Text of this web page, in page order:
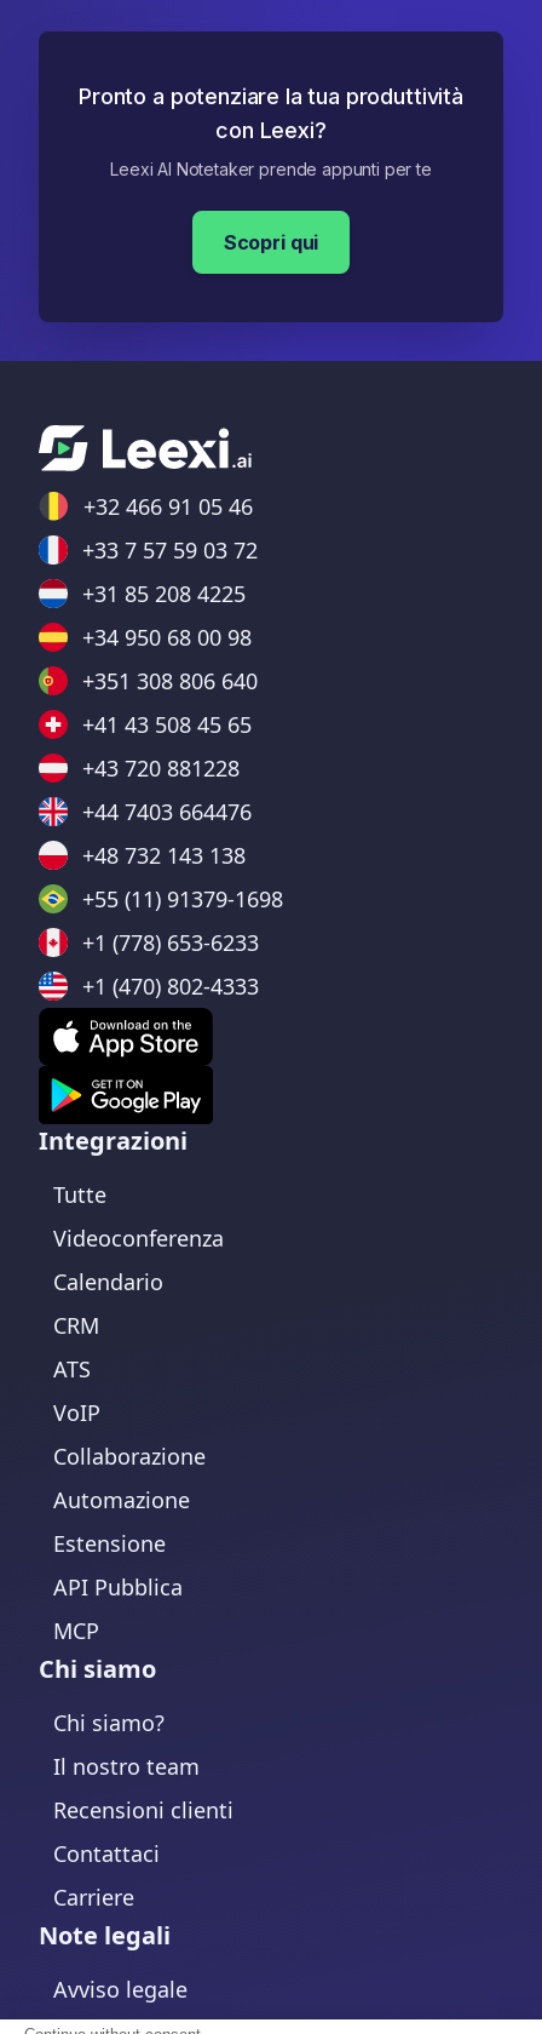
Pronto a potenziare la tua produttività
con Leexi?
Leexi AI Notetaker prende appunti per te
Scopri qui
+32 466 91 05 46
+33 7 57 59 03 72
+31 85 208 4225
+34 950 68 00 98
+351 308 806 640
+41 43 508 45 65
+43 720 881228
+44 7403 664476
+48 732 143 138
+55 (11) 91379-1698
+1 (778) 653-6233
+1 (470) 802-4333
Integrazioni
Tutte
Videoconferenza
Calendario
CRM
ATS
VoIP
Collaborazione
Automazione
Estensione
API Pubblica
MCP
Chi siamo
Chi siamo?
Il nostro team
Recensioni clienti
Contattaci
Carriere
Note legali
Avviso legale